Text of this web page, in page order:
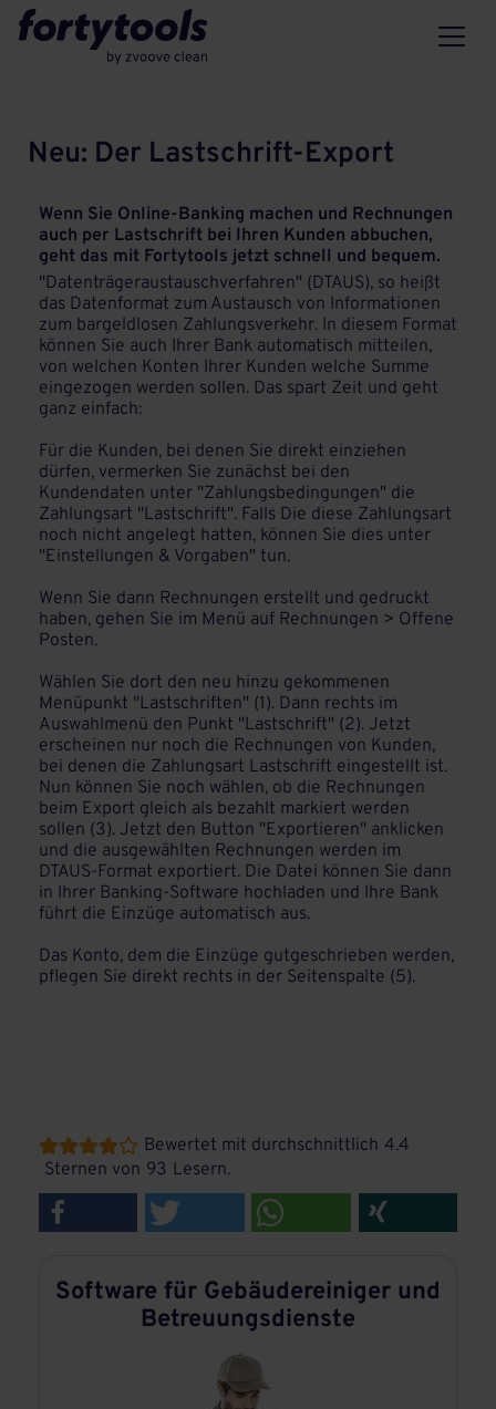
Neu: Der Lastschrift-Export
Wenn Sie Online-Banking machen und Rechnungen
auch per Lastschrift bei Ihren Kunden abbuchen,
geht das mit Fortytools jetzt schnell und bequem.
"Datenträgeraustauschverfahren" (DTAUS), so heißt
das Datenformat zum Austausch von Informationen
zum bargeldlosen Zahlungsverkehr. In diesem Format
können Sie auch Ihrer Bank automatisch mitteilen,
von welchen Konten Ihrer Kunden welche Summe
eingezogen werden sollen. Das spart Zeit und geht
ganz einfach:
Für die Kunden, bei denen Sie direkt einziehen
dürfen, vermerken Sie zunächst bei den
Kundendaten unter "Zahlungsbedingungen" die
Zahlungsart "Lastschrift". Falls Die diese Zahlungsart
noch nicht angelegt hatten, können Sie dies unter
"Einstellungen & Vorgaben" tun.
Wenn Sie dann Rechnungen erstellt und gedruckt
haben, gehen Sie im Menü auf Rechnungen > Offene
Posten.
Wählen Sie dort den neu hinzu gekommenen
Menüpunkt "Lastschriften" (1). Dann rechts im
Auswahlmenü den Punkt "Lastschrift" (2). Jetzt
erscheinen nur noch die Rechnungen von Kunden,
bei denen die Zahlungsart Lastschrift eingestellt ist.
Nun können Sie noch wählen, ob die Rechnungen
beim Export gleich als bezahlt markiert werden
sollen (3). Jetzt den Button "Exportieren" anklicken
und die ausgewählten Rechnungen werden im
DTAUS-Format exportiert. Die Datei können Sie dann
in Ihrer Banking-Software hochladen und Ihre Bank
führt die Einzüge automatisch aus.
Das Konto, dem die Einzüge gutgeschrieben werden,
pflegen Sie direkt rechts in der Seitenspalte (5).
 Bewertet mit durchschnittlich 4.4
Sternen von 93 Lesern.
Software für Gebäudereiniger und
Betreuungsdienste